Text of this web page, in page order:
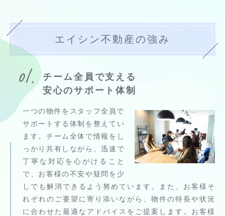
エイシン不動産の強み
チーム全員で支える
安心のサポート体制
一つの物件をスタッフ全員で
サポートする体制を整えてい
ます。チーム全体で情報をし
っかり共有しながら、迅速で
丁寧な対応を心がけること
で、お客様の不安や疑問を少
しでも解消できるよう努めています。また、お客様そ
れぞれのご要望に寄り添いながら、物件の特長や状況
に合わせた最適なアドバイスをご提案します。お客様